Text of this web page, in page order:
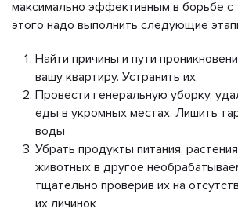
максимально эффективным в борьбе с
этого надо выполнить следующие
Найти причины и пути
вашу квартиру. Устранить их
Провести генеральную уборку,
еды в укромных местах. Лишить
воды
Убрать продукты питания,
животных в другое
тщательно проверив их на
их личинок